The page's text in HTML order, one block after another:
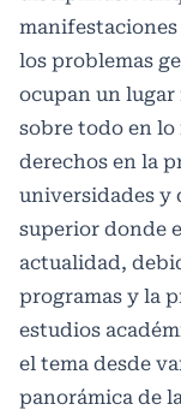
los problemas
ocupan un
sobre todo en lo
derechos en la
universidades y
superior donde
actualidad,
programas y la
estudios
el tema desde
panorámica de